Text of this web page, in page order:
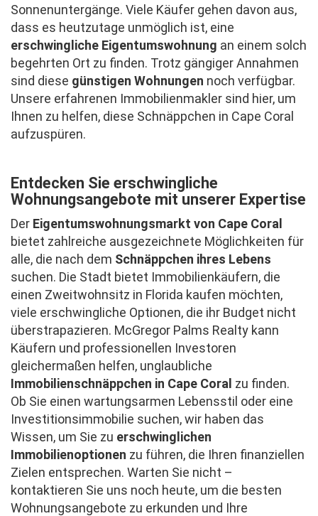
Sonnenuntergänge. Viele Käufer gehen davon aus,
dass es heutzutage unmöglich ist, eine
erschwingliche Eigentumswohnung an einem solch
begehrten Ort zu finden. Trotz gängiger Annahmen
sind diese günstigen Wohnungen noch verfügbar.
Unsere erfahrenen Immobilienmakler sind hier, um
Ihnen zu helfen, diese Schnäppchen in Cape Coral
aufzuspüren.
Entdecken Sie erschwingliche
Wohnungsangebote mit unserer Expertise
Der Eigentumswohnungsmarkt von Cape Coral
bietet zahlreiche ausgezeichnete Möglichkeiten für
alle, die nach dem Schnäppchen ihres Lebens
suchen. Die Stadt bietet Immobilienkäufern, die
einen Zweitwohnsitz in Florida kaufen möchten,
viele erschwingliche Optionen, die ihr Budget nicht
überstrapazieren. McGregor Palms Realty kann
Käufern und professionellen Investoren
gleichermaßen helfen, unglaubliche
Immobilienschnäppchen in Cape Coral zu finden.
Ob Sie einen wartungsarmen Lebensstil oder eine
Investitionsimmobilie suchen, wir haben das
Wissen, um Sie zu erschwinglichen
Immobilienoptionen zu führen, die Ihren finanziellen
Zielen entsprechen. Warten Sie nicht –
kontaktieren Sie uns noch heute, um die besten
Wohnungsangebote zu erkunden und Ihre